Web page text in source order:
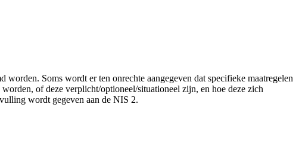
Soms wordt er ten onrechte aangegeven dat specifieke maatregelen
of deze verplicht/optioneel/situationeel zijn, en hoe deze zich
wordt gegeven aan de NIS 2.